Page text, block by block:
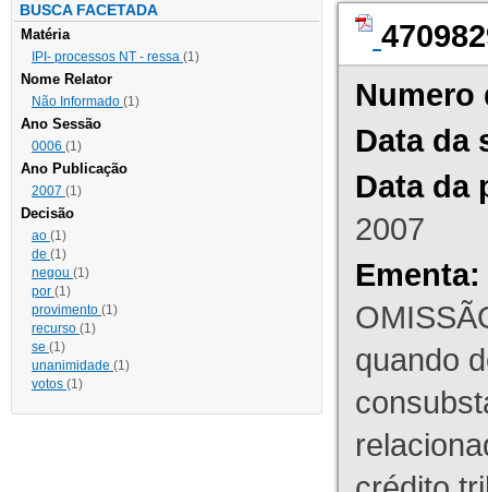
BUSCA FACETADA
Matéria
IPI- processos NT - ressa (1)
Nome Relator
Não Informado (1)
Ano Sessão
0006 (1)
Ano Publicação
2007 (1)
Decisão
ao (1)
de (1)
negou (1)
por (1)
provimento (1)
recurso (1)
se (1)
unanimidade (1)
votos (1)
Numero
Data da
Data da
2007
Ementa:
quando